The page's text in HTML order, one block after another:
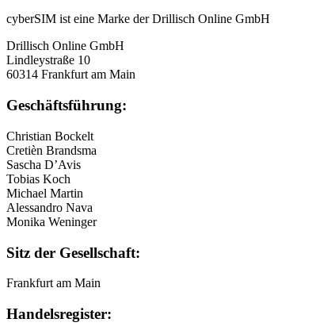
cyberSIM ist eine Marke der Drillisch Online GmbH
Drillisch Online GmbH
Lindleystraße 10
60314 Frankfurt am Main
Geschäftsführung:
Christian Bockelt
Cretièn Brandsma
Sascha D’Avis
Tobias Koch
Michael Martin
Alessandro Nava
Monika Weninger
Sitz der Gesellschaft:
Frankfurt am Main
Handelsregister: